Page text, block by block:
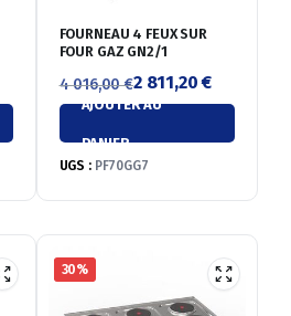
FOURNEAU 4 FEUX SUR
FOUR GAZ GN2/1
4 016,00€
Le
prix
initial
016,00 €.
2 811,20€
Le
prix
actuel
811,20 €.
AJOUTER AU
PANIER
UGS : PF70GG7
30%